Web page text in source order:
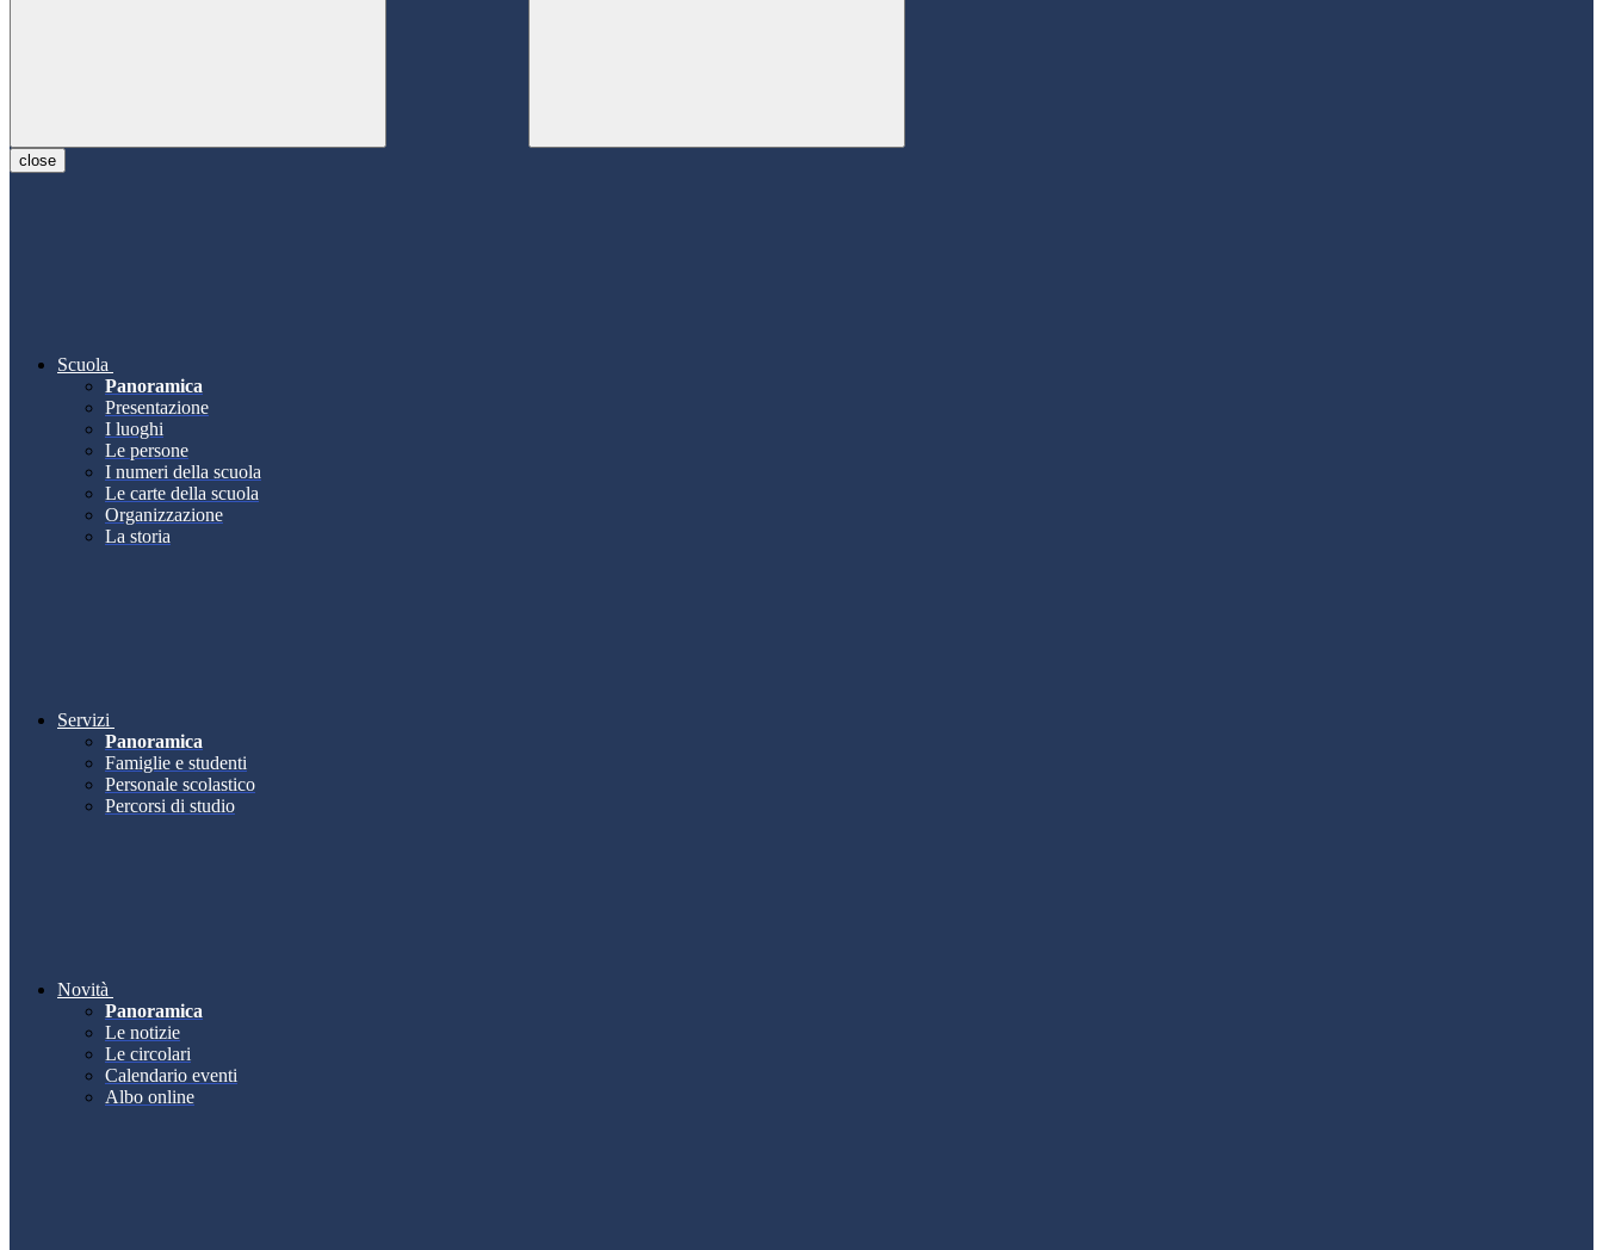
close
Scuola
Panoramica
Presentazione
I luoghi
Le persone
I numeri della scuola
Le carte della scuola
Organizzazione
La storia
Servizi
Panoramica
Famiglie e studenti
Personale scolastico
Percorsi di studio
Novità
Panoramica
Le notizie
Le circolari
Calendario eventi
Albo online